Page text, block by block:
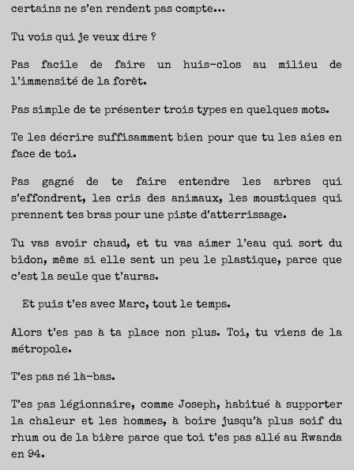
certains ne s’en rendent pas compte…
Tu vois qui je veux dire ?
Pas facile de faire un huis-clos au milieu de
l’immensité de la forêt.
Pas simple de te présenter trois types en quelques mots.
Te les décrire suffisamment bien pour que tu les aies en
face de toi.
Pas gagné de te faire entendre les arbres qui
s’effondrent, les cris des animaux, les moustiques qui
prennent tes bras pour une piste d’atterrissage.
Tu vas avoir chaud, et tu vas aimer l’eau qui sort du
bidon, même si elle sent un peu le plastique, parce que
c’est la seule que t’auras.
Et puis t’es avec Marc, tout le temps.
Alors t’es pas à ta place non plus. Toi, tu viens de la
métropole.
T’es pas né là-bas.
T’es pas légionnaire, comme Joseph, habitué à supporter
la chaleur et les hommes, à boire jusqu’à plus soif du
rhum ou de la bière parce que toi t’es pas allé au Rwanda
en 94.